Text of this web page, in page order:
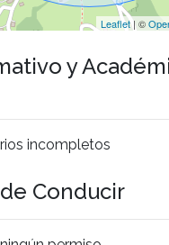
Leaflet| ©
y
incompletos
Conducir